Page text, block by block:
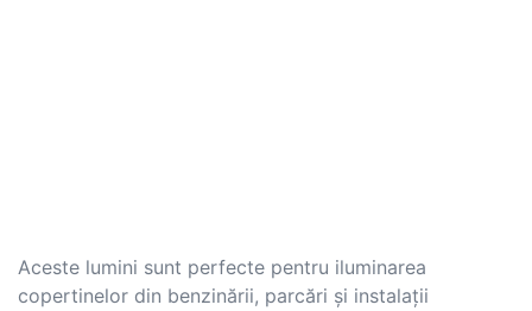
Aceste lumini sunt perfecte pentru iluminarea
copertinelor din benzinării, parcări și instalații